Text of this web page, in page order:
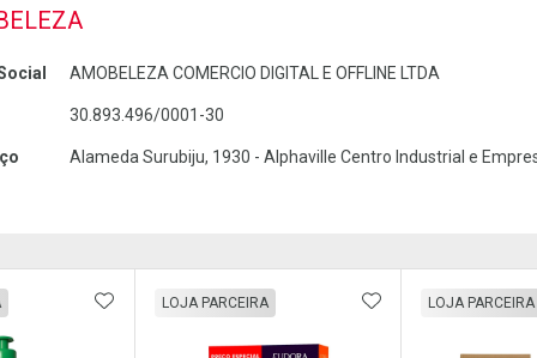
AMOBELEZA COMERCIO DIGITAL E OFFLINE LTDA
30.893.496/0001-30
Alameda Surubiju, 1930 - Alphaville Centro Industrial e
ADICIONAR AOS FAVORITOS
LOJA PARCEIRA ADICIONAR AOS
LOJA PARCEIRA